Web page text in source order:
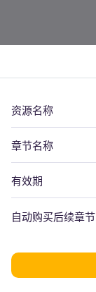
资源名称
章节名称
有效期
自动购买后续章节